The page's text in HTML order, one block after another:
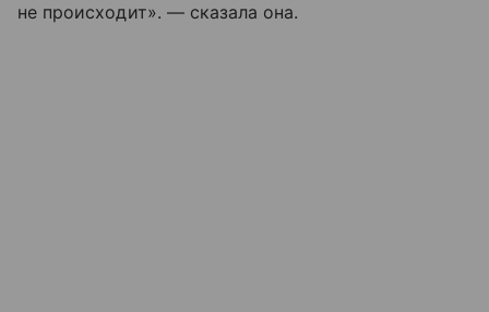
не происходит». — сказала она.